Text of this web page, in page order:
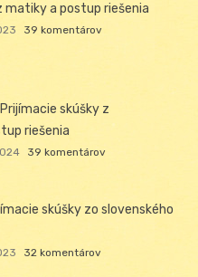
matiky a postup riešenia
39 komentárov
skúšky z
riešenia
39 komentárov
skúšky zo slovenského
32 komentárov